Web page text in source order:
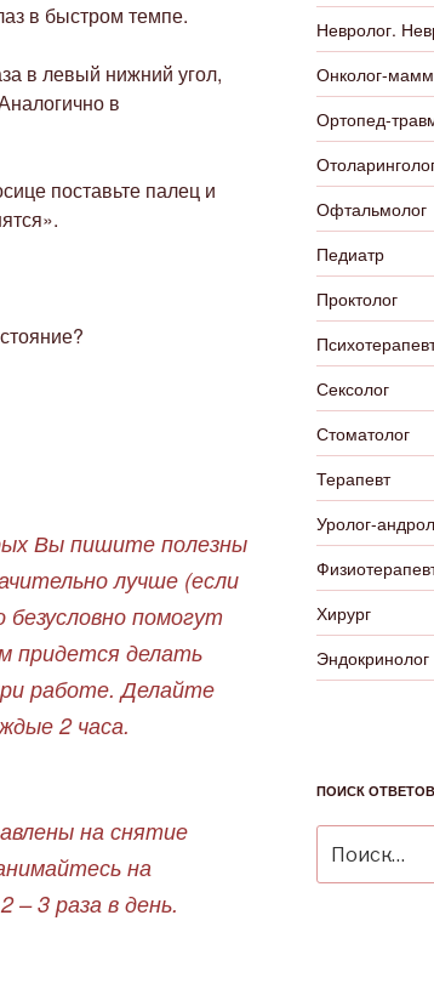
в быстром темпе.
в левый нижний угол,
в
поставьте палец и
Вы пишите полезны
лучше (если
помогут
придется делать
работе. Делайте
2 часа.
на снятие
на
– 3 раза в день.
Невролог.
Онколог-
Ортопед-
Офтальмолог
Педиатр
Проктолог
Сексолог
Стоматолог
Терапевт
Уролог-
Хирург
Эндокринолог
ПОИСК ОТВЕТОВ